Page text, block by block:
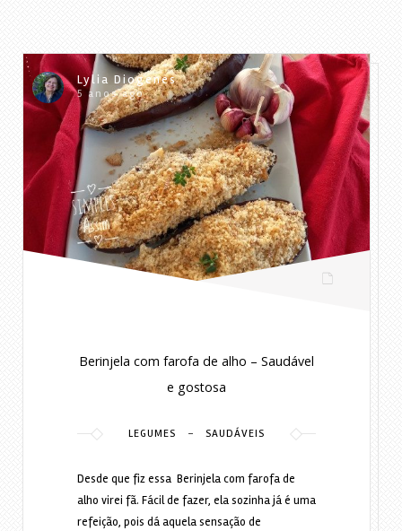
Lylia Diogenes
5 anos ago
Berinjela com farofa de alho – Saudável
e gostosa
LEGUMES - SAUDÁVEIS
Desde que fiz essa Berinjela com farofa de
alho virei fã. Fácil de fazer, ela sozinha já é uma
refeição, pois dá aquela sensação de